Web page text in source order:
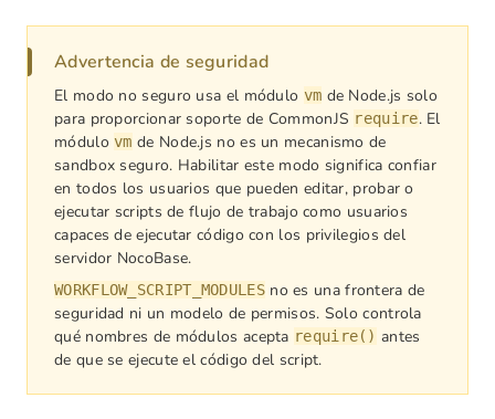
Advertencia de seguridad
El modo no seguro usa el módulo vm de Node.js solo
para proporcionar soporte de CommonJS require. El
módulo vm de Node.js no es un mecanismo de
sandbox seguro. Habilitar este modo significa confiar
en todos los usuarios que pueden editar, probar o
ejecutar scripts de flujo de trabajo como usuarios
capaces de ejecutar código con los privilegios del
servidor NocoBase.
WORKFLOW_SCRIPT_MODULESno es una frontera de
seguridad ni un modelo de permisos. Solo controla
qué nombres de módulos acepta require() antes
de que se ejecute el código del script.